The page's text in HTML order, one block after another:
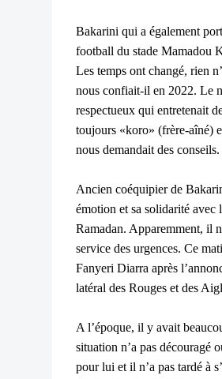
Bakarini qui a également
football du stade Mamadou
Les temps ont changé, rien
nous confiait-il en 2022. Le
respectueux qui entretenait
toujours «koro» (frère-aîné)
nous demandait des conseils.
Ancien coéquipier de
émotion et sa solidarité
Ramadan. Apparemment, il
service des urgences. Ce
Fanyeri Diarra après
latéral des Rouges et des
A l’époque, il y avait
situation n’a pas découragé
pour lui et il n’a pas tardé à